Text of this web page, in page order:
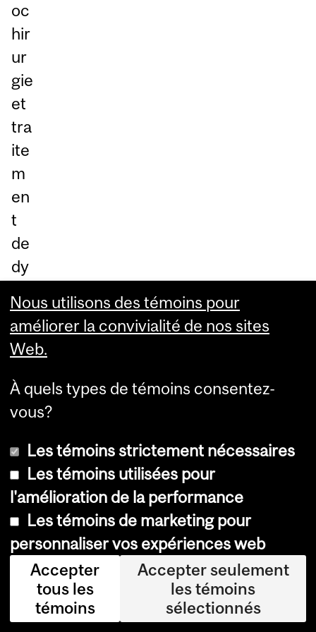
oc
hir
ur
gie
et
tra
ite
m
en
t
de
dy
nc
tio
ns
ne
ur
giq
ue
s,
fo
ur
Nous utilisons des témoins pour
améliorer la convivialité de nos sites
Web.
À quels types de témoins consentez-
vous?
Les témoins strictement nécessaires
Les témoins utilisées pour
l'amélioration de la performance
Les témoins de marketing pour
personnaliser vos expériences web
Accepter
tous les
témoins
Accepter seulement
les témoins
sélectionnés